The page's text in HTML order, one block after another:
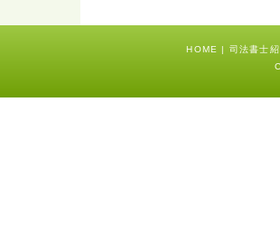
HOME | 司法書士